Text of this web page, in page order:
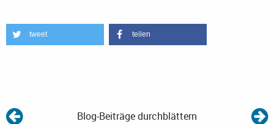
tweet teilen
Blog-Beiträge durchblättern